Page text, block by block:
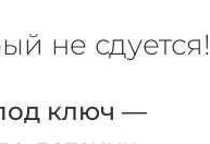
не сдуется!
ключ —